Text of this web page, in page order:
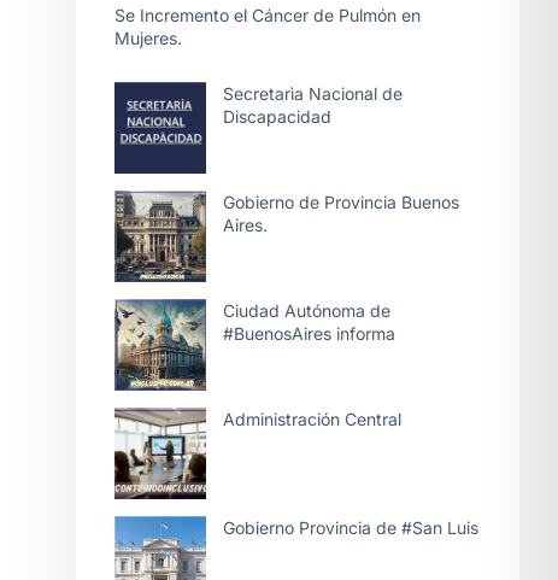
Se Incremento el Cáncer de Pulmón en
Mujeres.
Secretarìa Nacional de
Discapacidad
Gobierno de Provincia Buenos
Aires.
Ciudad Autónoma de
#BuenosAires informa
Administración Central
Gobierno Provincia de #San Luis